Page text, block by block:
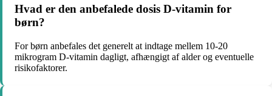
Hvad er den anbefalede dosis D-vitamin for
børn?
For børn anbefales det generelt at indtage mellem 10-20
mikrogram D-vitamin dagligt, afhængigt af alder og eventuelle
risikofaktorer.